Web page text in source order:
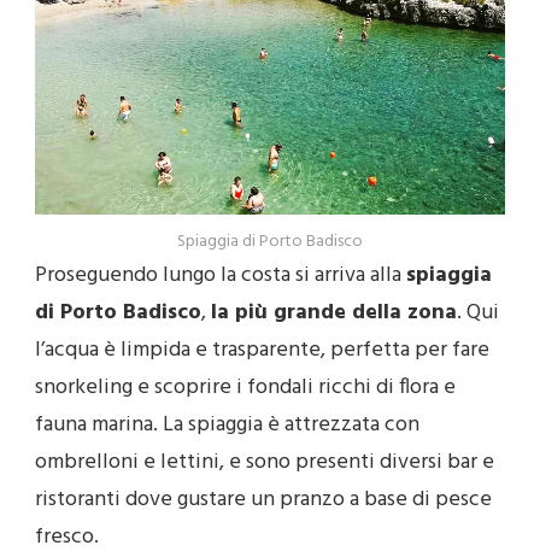
Spiaggia di Porto Badisco
Proseguendo lungo la costa si arriva allaspiaggia
di Porto Badisco,la più grande della zona. Qui
l’acqua è limpida e trasparente, perfetta per fare
snorkeling e scoprire i fondali ricchi di flora e
fauna marina. La spiaggia è attrezzata con
ombrelloni e lettini, e sono presenti diversi bar e
ristoranti dove gustare un pranzo a base di pesce
fresco.